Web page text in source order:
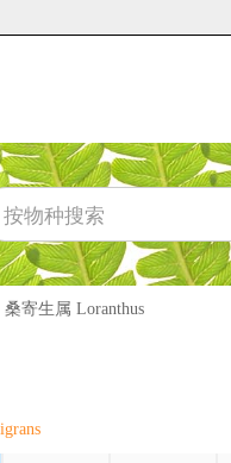
桑寄生属 Loranthus